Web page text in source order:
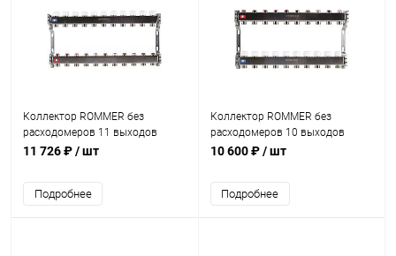
Коллектор ROMMER без
расходомеров 11 выходов
11 726 ₽/ шт
Подробнее
Коллектор ROMMER без
расходомеров 10 выходов
10 600 ₽/ шт
Подробнее